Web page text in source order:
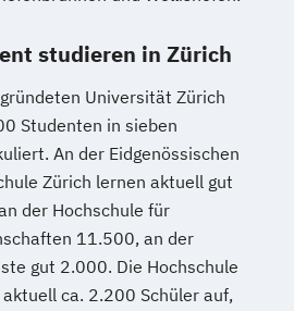
studieren in Zürich
Universität Zürich
Studenten in sieben
An der Eidgenössischen
Zürich lernen aktuell gut
der Hochschule für
11.500, an der
gut 2.000. Die Hochschule
ca. 2.200 Schüler auf,